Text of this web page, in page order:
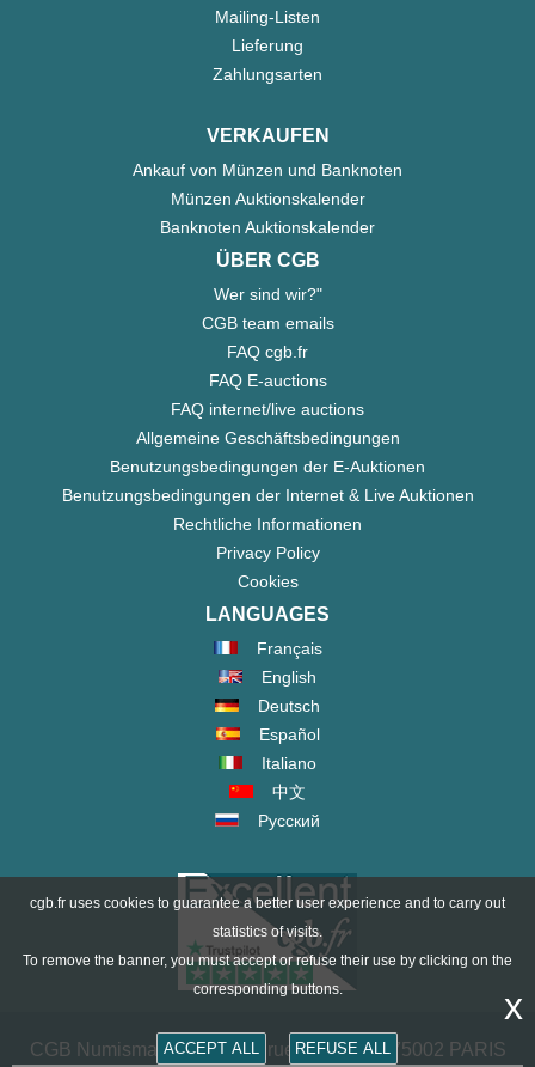
Mailing-Listen
Lieferung
Zahlungsarten
VERKAUFEN
Ankauf von Münzen und Banknoten
Münzen Auktionskalender
Banknoten Auktionskalender
ÜBER CGB
Wer sind wir?"
CGB team emails
FAQ cgb.fr
FAQ E-auctions
FAQ internet/live auctions
Allgemeine Geschäftsbedingungen
Benutzungsbedingungen der E-Auktionen
Benutzungsbedingungen der Internet & Live Auktionen
Rechtliche Informationen
Privacy Policy
Cookies
LANGUAGES
Français
English
Deutsch
Español
Italiano
中文
Русский
CGB Numismatik Paris - 36 rue Vivienne - 75002 PARIS
cgb.fr uses cookies to guarantee a better user experience and to carry out
statistics of visits.
To remove the banner, you must accept or refuse their use by clicking on the
corresponding buttons.
ACCEPT ALL REFUSE ALL
x